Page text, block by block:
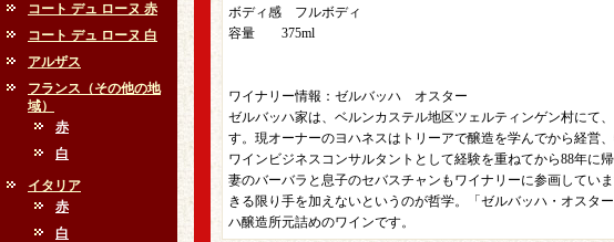
コート デュ ローヌ 赤
コート デュ ローヌ 白
アルザス
フランス（その他の地
域）
赤
白
イタリア
赤
白
ボディ感 フルボディ
容量 375ml
ワイナリー情報：ゼルバッハ オスター
ゼルバッハ家は、ベルンカステル地区ツェルティンゲン村にて
す。現オーナーのヨハネスはトリーアで醸造を学んでから経営
ワインビジネスコンサルタントとして経験を重ねてから88年に
妻のバーバラと息子のセバスチャンもワイナリーに参画してい
きる限り手を加えないというのが哲学。「ゼルバッハ・オスタ
ハ醸造所元詰めのワインです。